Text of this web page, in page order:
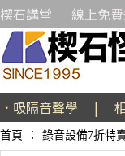
楔石講堂 線上免
．吸隔音聲學 |
首頁 ： 錄音設備7折特